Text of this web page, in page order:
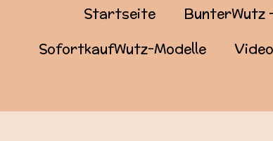
Startseite BunterWutz
SofortkaufWutz-Modelle